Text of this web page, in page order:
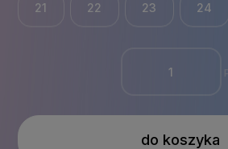
21 22 23 24
do koszyka